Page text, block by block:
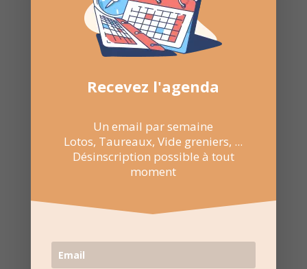
Nombre de consultations : 253
Recevez l'agenda
Un email par semaine
Lotos, Taureaux, Vide greniers, ...
Désinscription possible à tout
moment